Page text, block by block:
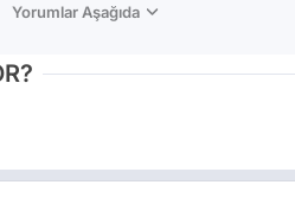
Yorumlar Aşağıda